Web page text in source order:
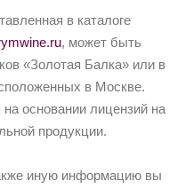
в каталоге
, может быть
«Золотая Балка» или в
в Москве.
основании лицензий на
продукции.
иную информацию вы